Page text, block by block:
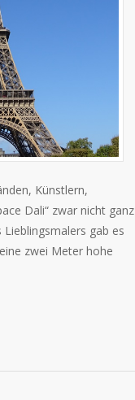
Künstlern,
Dali“ zwar nicht ganz
gab es
zwei Meter hohe